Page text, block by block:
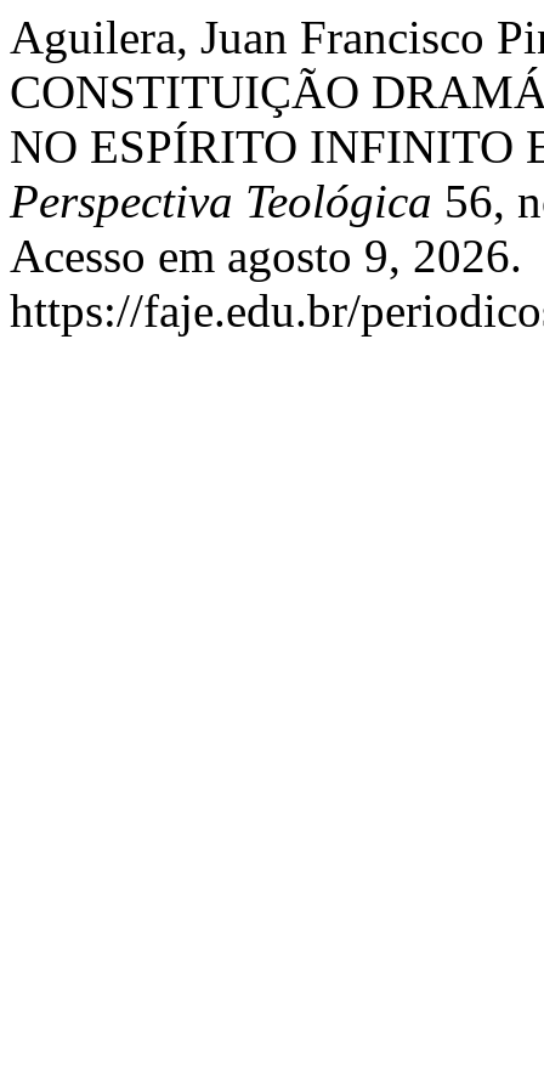
Aguilera, Juan Francisco
CONSTITUIÇÃO
NO ESPÍRITO INFINITO
Perspectiva Teológica 56,
Acesso em agosto 9, 2026.
https://faje.edu.br/